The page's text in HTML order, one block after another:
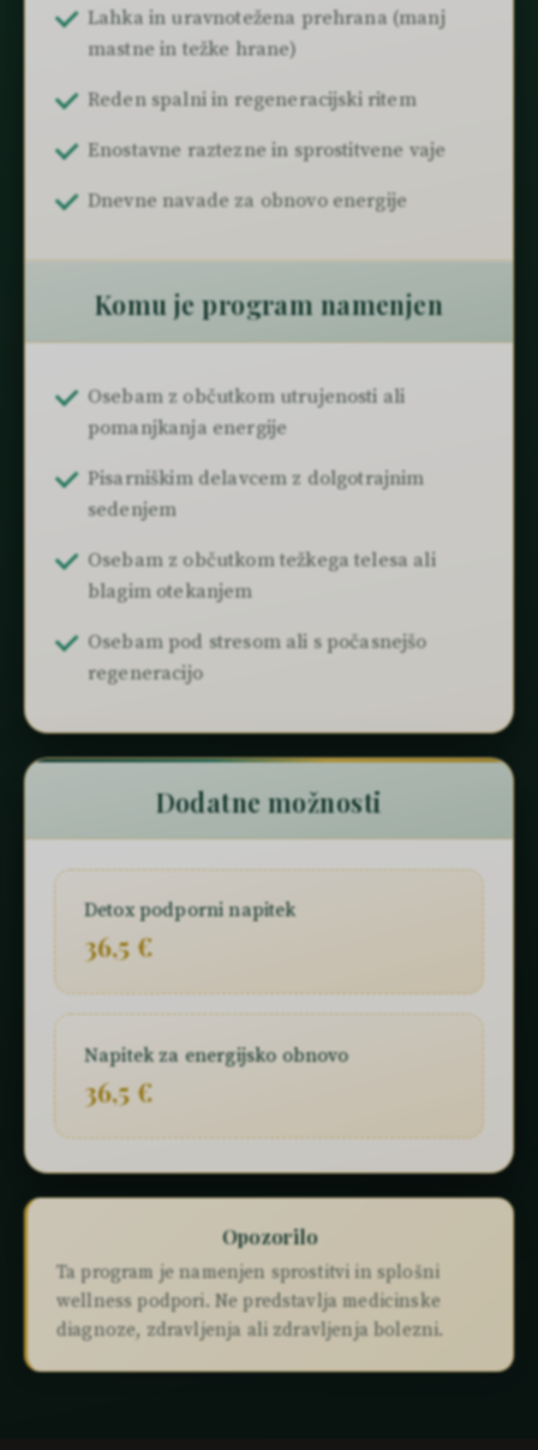
Lahka in uravnotežena prehrana (manj
mastne in težke hrane)
Reden spalni in regeneracijski ritem
Enostavne raztezne in sprostitvene vaje
Dnevne navade za obnovo energije
Komu je program namenjen
Osebam z občutkom utrujenosti ali
pomanjkanja energije
Pisarniškim delavcem z dolgotrajnim
sedenjem
Osebam z občutkom težkega telesa ali
blagim otekanjem
Osebam pod stresom ali s počasnejšo
regeneracijo
Dodatne možnosti
Detox podporni napitek
36,5 €
Napitek za energijsko obnovo
36,5 €
Opozorilo
Ta program je namenjen sprostitvi in splošni
wellness podpori. Ne predstavlja medicinske
diagnoze, zdravljenja ali zdravljenja bolezni.